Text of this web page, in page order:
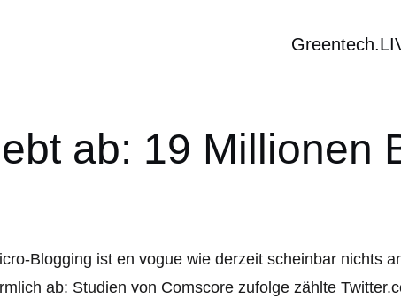
ab: 19 Millionen
Blogging ist en vogue wie derzeit scheinbar nichts
ab: Studien von Comscore zufolge zählte